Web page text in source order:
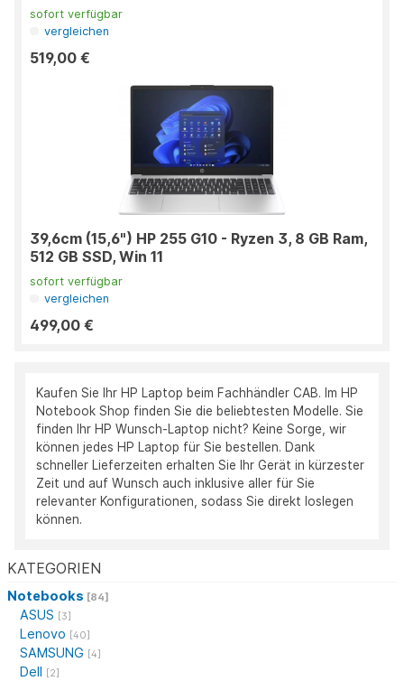
KATEGORIEN
Notebooks [84]
ASUS [3]
Lenovo [40]
SAMSUNG [4]
Dell [2]
sofort verfügbar
vergleichen
519,00 €
39,6cm (15,6") HP 255 G10 - Ryzen 3, 8 GB Ram,
512 GB SSD, Win 11
sofort verfügbar
vergleichen
499,00 €
Kaufen Sie Ihr HP Laptop beim Fachhändler CAB. Im HP
Notebook Shop finden Sie die beliebtesten Modelle. Sie
finden Ihr HP Wunsch-Laptop nicht? Keine Sorge, wir
können jedes HP Laptop für Sie bestellen. Dank
schneller Lieferzeiten erhalten Sie Ihr Gerät in kürzester
Zeit und auf Wunsch auch inklusive aller für Sie
relevanter Konfigurationen, sodass Sie direkt loslegen
können.